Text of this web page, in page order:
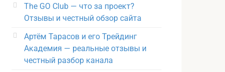
The GO Club — что за проект?
Отзывы и честный обзор сайта
Артём Тарасов и его Трейдинг
Академия — реальные отзывы и
честный разбор канала